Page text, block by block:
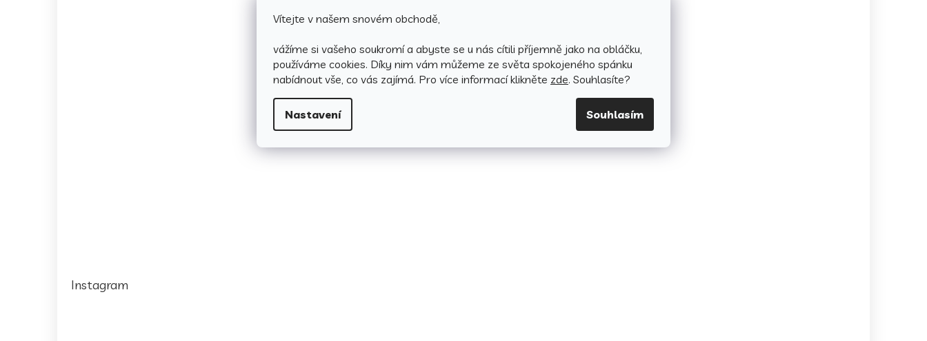
Vítejte v našem snovém obchodě,
vážíme si vašeho soukromí a abyste se u nás cítili příjemně jako na obláčku,
používáme cookies. Díky nim vám můžeme ze světa spokojeného spánku
nabídnout vše, co vás zajímá. Pro více informací klikněte zde. Souhlasíte?
Nastavení Souhlasím
Instagram